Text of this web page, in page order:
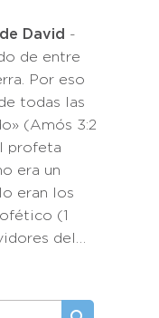
David -
de entre
Por eso
todas las
(Amós 3:2
profeta
era un
eran los
(1
del…